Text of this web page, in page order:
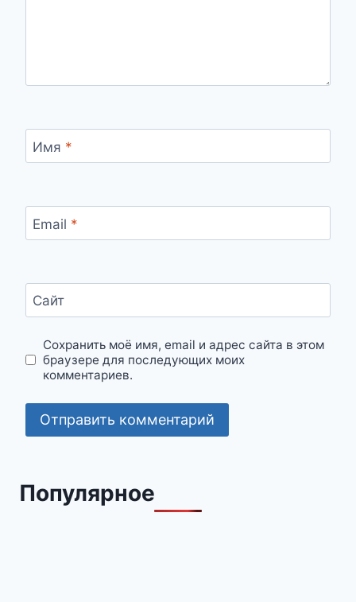
Имя *
Email *
Сайт
Сохранить моё имя, email и адрес сайта в этом
браузере для последующих моих
комментариев.
Популярное